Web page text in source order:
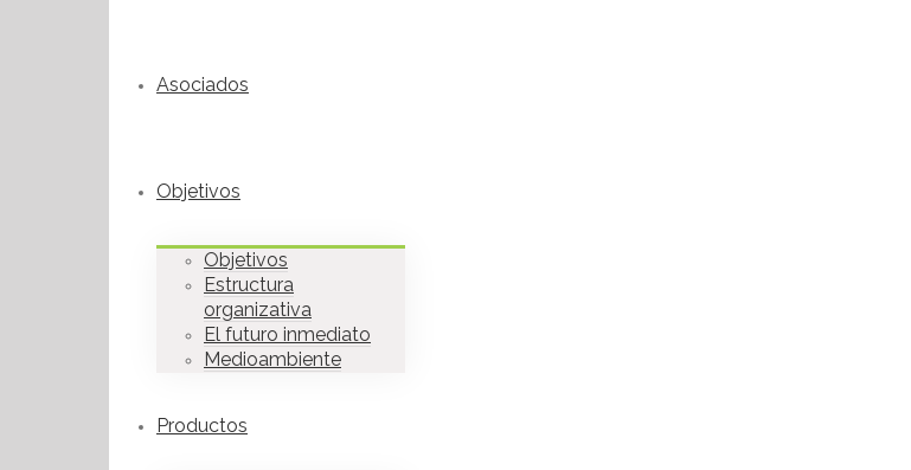
Asociados
Objetivos
Objetivos
Estructura
organizativa
El futuro inmediato
Medioambiente
Productos